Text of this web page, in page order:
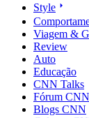
Style
Viagem &
Review
Auto
Educação
CNN Talks
Fórum CNN
Blogs CNN